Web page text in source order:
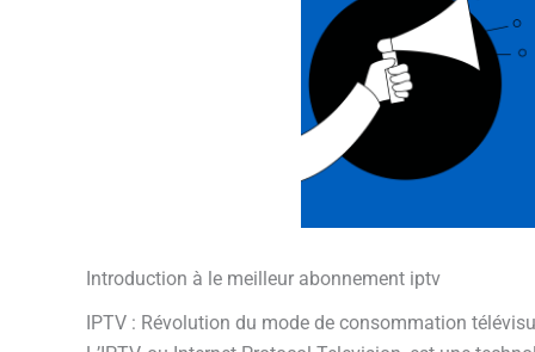
Introduction à le meilleur abonnement iptv
IPTV : Révolution du mode de consommation